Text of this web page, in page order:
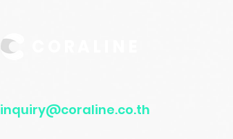
inquiry@coraline.co.th